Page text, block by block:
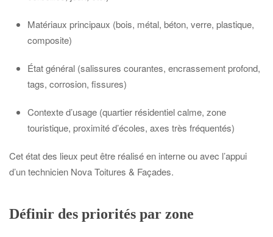
Matériaux principaux (bois, métal, béton, verre, plastique,
composite)
État général (salissures courantes, encrassement profond,
tags, corrosion, fissures)
Contexte d’usage (quartier résidentiel calme, zone
touristique, proximité d’écoles, axes très fréquentés)
Cet état des lieux peut être réalisé en interne ou avec l’appui
d’un technicien Nova Toitures & Façades.
Définir des priorités par zone